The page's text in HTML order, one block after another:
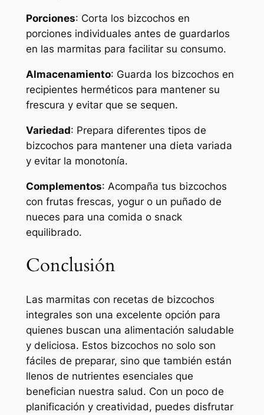
Porciones: Corta los bizcochos en
porciones individuales antes de guardarlos
en las marmitas para facilitar su consumo.
Almacenamiento: Guarda los bizcochos en
recipientes herméticos para mantener su
frescura y evitar que se sequen.
Variedad: Prepara diferentes tipos de
bizcochos para mantener una dieta variada
y evitar la monotonía.
Complementos: Acompaña tus bizcochos
con frutas frescas, yogur o un puñado de
nueces para una comida o snack
equilibrado.
Conclusión
Las marmitas con recetas de bizcochos
integrales son una excelente opción para
quienes buscan una alimentación saludable
y deliciosa. Estos bizcochos no solo son
fáciles de preparar, sino que también están
llenos de nutrientes esenciales que
benefician nuestra salud. Con un poco de
planificación y creatividad, puedes disfrutar